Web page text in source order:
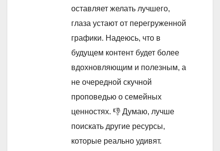
оставляет желать лучшего,
глаза устают от перегруженной
графики. Надеюсь, что в
будущем контент будет более
вдохновляющим и полезным, а
не очередной скучной
проповедью о семейных
ценностях. 👎 Думаю, лучше
поискать другие ресурсы,
которые реально удивят.